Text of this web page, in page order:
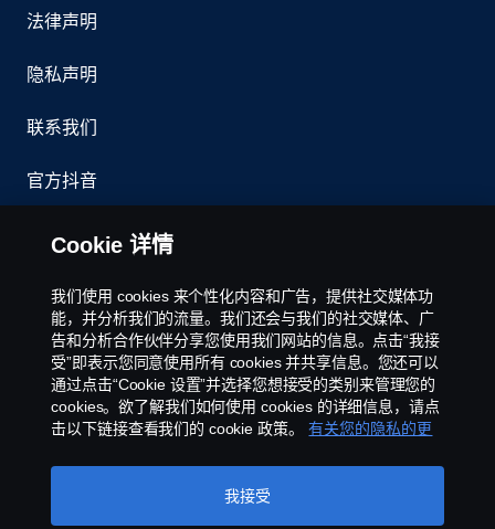
法律声明
隐私声明
联系我们
官方抖音
举报制度
京ICP备11044648号
Cookie政策
Cookie 设置
Cookie 详情
我们使用 cookies 来个性化内容和广告，提供社交媒体功
能，并分析我们的流量。我们还会与我们的社交媒体、广
告和分析合作伙伴分享您使用我们网站的信息。点击“我接
受”即表示您同意使用所有 cookies 并共享信息。您还可以
通过点击“Cookie 设置”并选择您想接受的类别来管理您的
cookies。欲了解我们如何使用 cookies 的详细信息，请点
击以下链接查看我们的 cookie 政策。
有关您的隐私的更
我接受